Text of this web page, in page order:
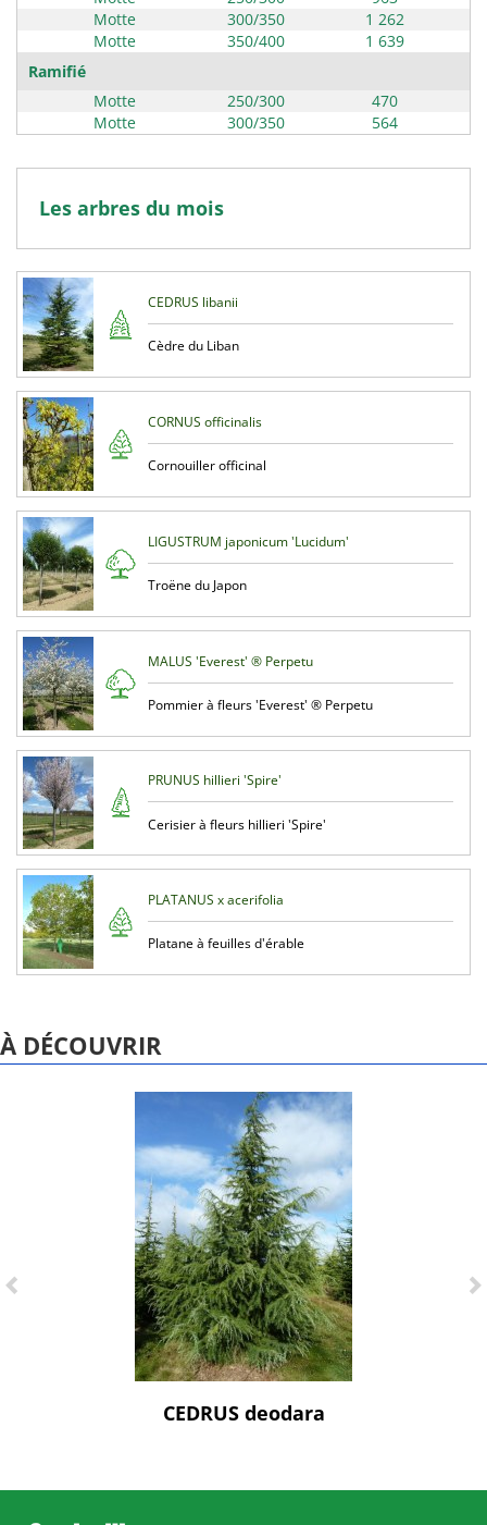
Motte
300/350
1 262
Motte
350/400
1 639
Ramifié
Motte
250/300
470
Motte
300/350 564
Les arbres du mois
CEDRUS libanii
Cèdre du Liban
CORNUS officinalis
Cornouiller officinal
LIGUSTRUM japonicum 'Lucidum'
Troëne du Japon
MALUS 'Everest' ® Perpetu
Pommier à fleurs 'Everest' ® Perpetu
PRUNUS hillieri 'Spire'
Cerisier à fleurs hillieri 'Spire'
PLATANUS x acerifolia
Platane à feuilles d'érable
À DÉCOUVRIR
CEDRUS deodara